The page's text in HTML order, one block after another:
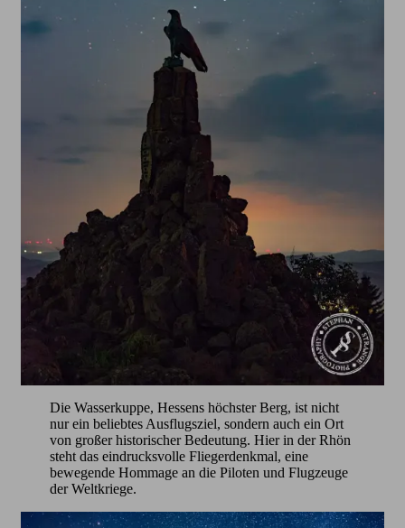
Die Wasserkuppe, Hessens höchster Berg, ist nicht
nur ein beliebtes Ausflugsziel, sondern auch ein Ort
von großer historischer Bedeutung. Hier in der Rhön
steht das eindrucksvolle Fliegerdenkmal, eine
bewegende Hommage an die Piloten und Flugzeuge
der Weltkriege.